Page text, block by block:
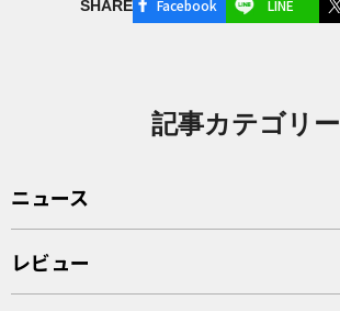
SHARE Facebook LINE
記事カテゴリー
ニュース
レビュー